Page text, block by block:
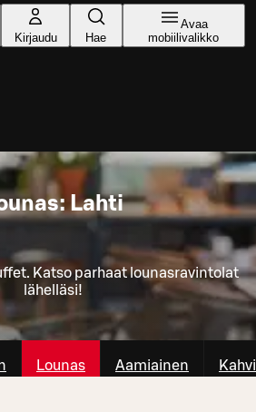
Kirjaudu Hae
Avaa
mobiilivalikko
Lahti
Katso parhaat lounasravintolat
lähelläsi!
Lounas Aamiainen